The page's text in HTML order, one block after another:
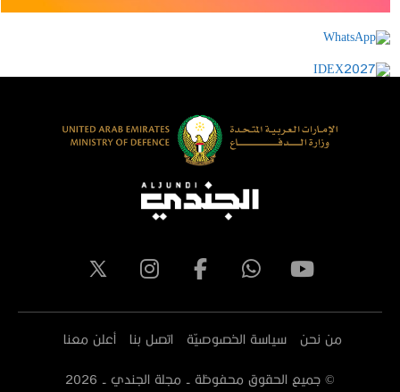
من نحن سياسة الخصوصيّة اتصل بنا أعلن معنا
© جميع الحقوق محفوظة - مجلة الجندي - 2026